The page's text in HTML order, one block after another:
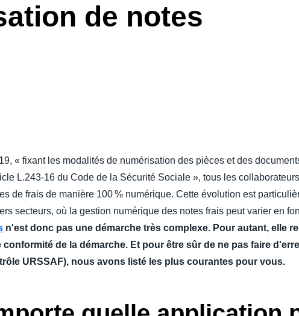
Brasil (Português)
Norway (English)
de notes
« fixant les modalités de numérisation des pièces et des
L.243-16 du Code de la Sécurité Sociale », tous les
de frais de manière 100 % numérique. Cette évolution est
secteurs, où la gestion numérique des notes frais peut varier en
n'est donc pas une démarche très complexe. Pour autant, elle
de la démarche. Et pour être sûr de ne pas faire
URSSAF), nous avons listé les plus courantes pour vous.